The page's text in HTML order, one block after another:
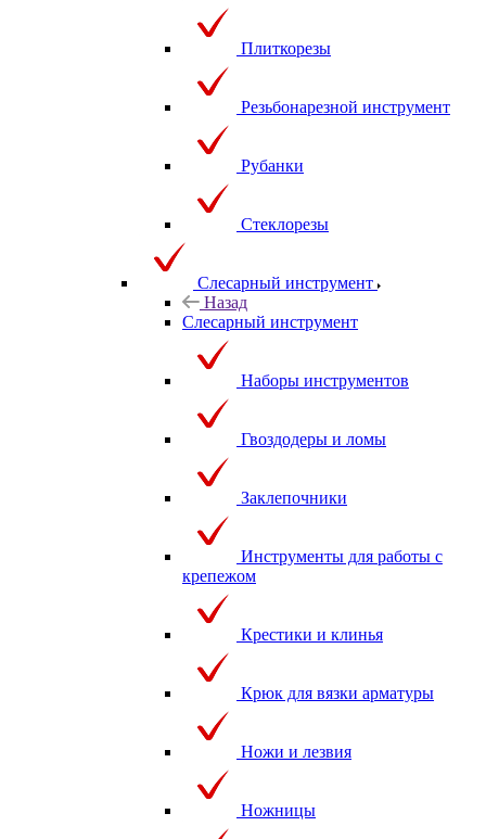
Плиткорезы
Резьбонарезной инструмент
Рубанки
Стеклорезы
Слесарный инструмент
Назад
Слесарный инструмент
Наборы инструментов
Гвоздодеры и ломы
Заклепочники
Инструменты для работы с
крепежом
Крестики и клинья
Крюк для вязки арматуры
Ножи и лезвия
Ножницы